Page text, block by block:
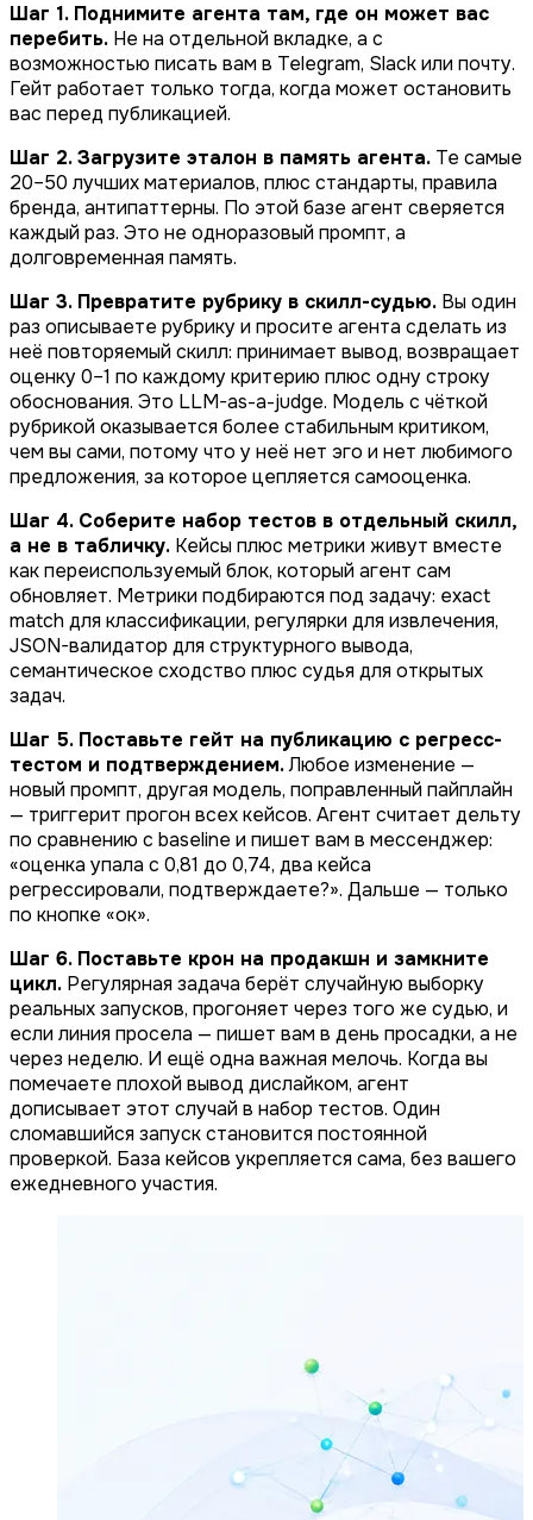
Шаг 1. Поднимите агента там, где он может вас
перебить. Не на отдельной вкладке, а с
возможностью писать вам в Telegram, Slack или почту.
Гейт работает только тогда, когда может остановить
вас перед публикацией.
Шаг 2. Загрузите эталон в память агента. Те самые
20–50 лучших материалов, плюс стандарты, правила
бренда, антипаттерны. По этой базе агент сверяется
каждый раз. Это не одноразовый промпт, а
долговременная память.
Шаг 3. Превратите рубрику в скилл-судью. Вы один
раз описываете рубрику и просите агента сделать из
неё повторяемый скилл: принимает вывод, возвращает
оценку 0–1 по каждому критерию плюс одну строку
обоснования. Это LLM-as-a-judge. Модель с чёткой
рубрикой оказывается более стабильным критиком,
чем вы сами, потому что у неё нет эго и нет любимого
предложения, за которое цепляется самооценка.
Шаг 4. Соберите набор тестов в отдельный скилл,
а не в табличку. Кейсы плюс метрики живут вместе
как переиспользуемый блок, который агент сам
обновляет. Метрики подбираются под задачу: exact
match для классификации, регулярки для извлечения,
JSON-валидатор для структурного вывода,
семантическое сходство плюс судья для открытых
задач.
Шаг 5. Поставьте гейт на публикацию с регресс-
тестом и подтверждением.Любое изменение —
новый промпт, другая модель, поправленный пайплайн
— триггерит прогон всех кейсов. Агент считает дельту
по сравнению с baseline и пишет вам в мессенджер:
«оценка упала с 0,81 до 0,74, два кейса
регрессировали, подтверждаете?». Дальше — только
по кнопке «ок».
Шаг 6. Поставьте крон на продакшн и замкните
цикл. Регулярная задача берёт случайную выборку
реальных запусков, прогоняет через того же судью, и
если линия просела — пишет вам в день просадки, а не
через неделю. И ещё одна важная мелочь. Когда вы
помечаете плохой вывод дислайком, агент
дописывает этот случай в набор тестов. Один
сломавшийся запуск становится постоянной
проверкой. База кейсов укрепляется сама, без вашего
ежедневного участия.